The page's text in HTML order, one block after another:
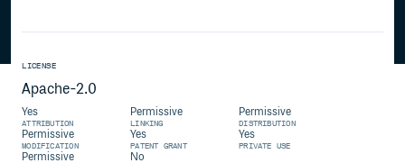
LICENSE
Apache-2.0
Yes
ATTRIBUTION
Permissive
LINKING
Permissive
DISTRIBUTION
Permissive
MODIFICATION
Yes
PATENT GRANT
Yes
PRIVATE USE
Permissive No